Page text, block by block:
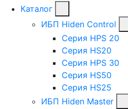
Каталог
ИБП Hiden Control
Серия HPS 20
Серия HS20
Серия HPS 30
Серия HS50
Серия HS25
ИБП Hiden Master